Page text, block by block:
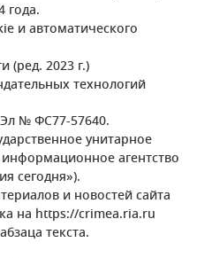
года.
и автоматического
(ред. 2023 г.)
технологий
№ ФС77-57640.
унитарное
агентство
сегодня»).
и новостей сайта
на https://crimea.ria.ru
текста.